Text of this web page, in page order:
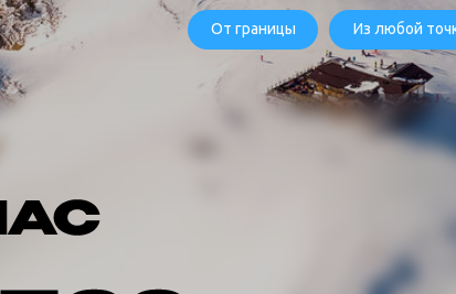
От границы Из любой